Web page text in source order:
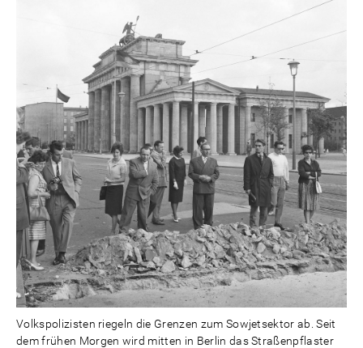
Volkspolizisten riegeln die Grenzen zum Sowjetsektor ab. Seit
dem frühen Morgen wird mitten in Berlin das Straßenpflaster